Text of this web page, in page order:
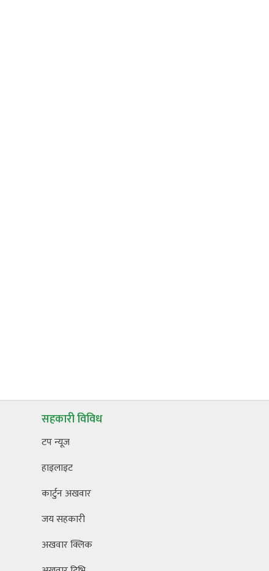
सहकारी विविध
टप न्यूज
हाइलाइट
कार्टुन अखवार
जय सहकारी
अखवार क्लिक